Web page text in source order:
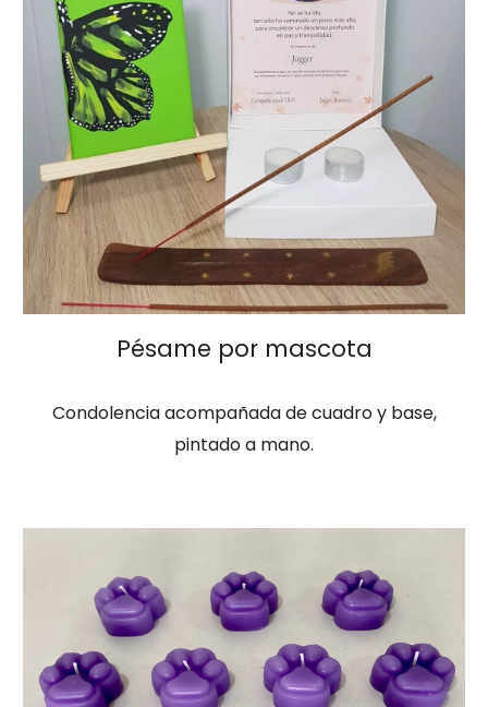
Pésame por mascota
Condolencia acompañada de cuadro y base,
pintado a mano.